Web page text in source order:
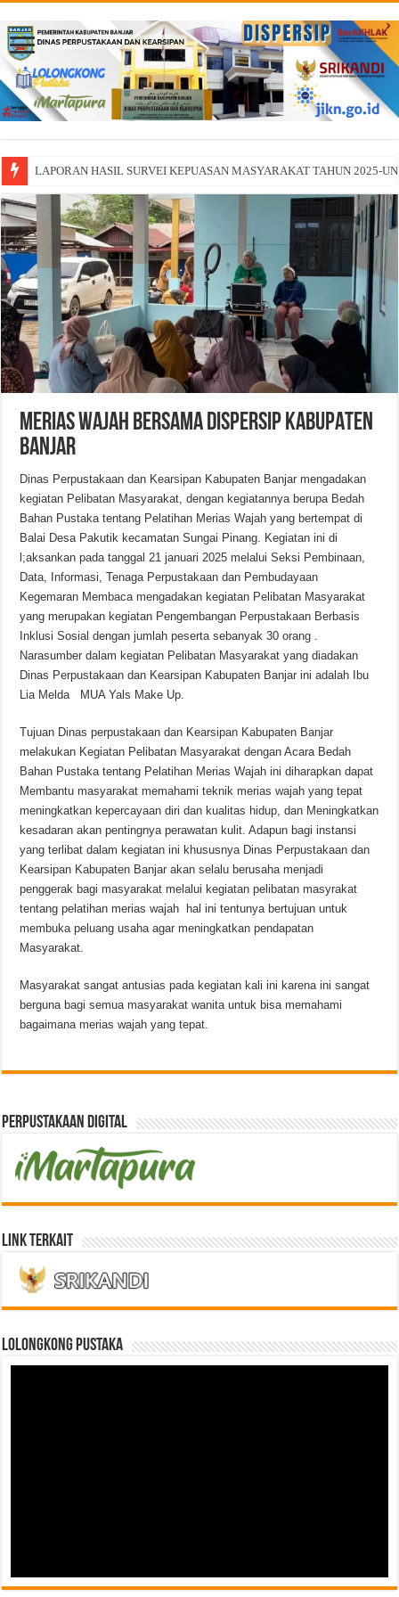
LAPORAN HASIL SURVEI KEPUASAN MASYARAKAT TAHUN 2025-
MERIAS WAJAH BERSAMA DISPERSIP KABUPATEN
BANJAR
Dinas Perpustakaan dan Kearsipan Kabupaten Banjar mengadakan
kegiatan Pelibatan Masyarakat, dengan kegiatannya berupa Bedah
Bahan Pustaka tentang Pelatihan Merias Wajah yang bertempat di
Balai Desa Pakutik kecamatan Sungai Pinang. Kegiatan ini di
l;aksankan pada tanggal 21 januari 2025 melalui Seksi Pembinaan,
Data, Informasi, Tenaga Perpustakaan dan Pembudayaan
Kegemaran Membaca mengadakan kegiatan Pelibatan Masyarakat
yang merupakan kegiatan Pengembangan Perpustakaan Berbasis
Inklusi Sosial dengan jumlah peserta sebanyak 30 orang .
Narasumber dalam kegiatan Pelibatan Masyarakat yang diadakan
Dinas Perpustakaan dan Kearsipan Kabupaten Banjar ini adalah Ibu
Lia Melda MUA Yals Make Up.
Tujuan Dinas perpustakaan dan Kearsipan Kabupaten Banjar
melakukan Kegiatan Pelibatan Masyarakat dengan Acara Bedah
Bahan Pustaka tentang Pelatihan Merias Wajah ini diharapkan dapat
Membantu masyarakat memahami teknik merias wajah yang tepat
meningkatkan kepercayaan diri dan kualitas hidup, dan Meningkatkan
kesadaran akan pentingnya perawatan kulit. Adapun bagi instansi
yang terlibat dalam kegiatan ini khususnya Dinas Perpustakaan dan
Kearsipan Kabupaten Banjar akan selalu berusaha menjadi
penggerak bagi masyarakat melalui kegiatan pelibatan masyrakat
tentang pelatihan merias wajah hal ini tentunya bertujuan untuk
membuka peluang usaha agar meningkatkan pendapatan
Masyarakat.
Masyarakat sangat antusias pada kegiatan kali ini karena ini sangat
berguna bagi semua masyarakat wanita untuk bisa memahami
bagaimana merias wajah yang tepat.
Perpustakaan Digital
Link Terkait
LOLONGKONG PUSTAKA